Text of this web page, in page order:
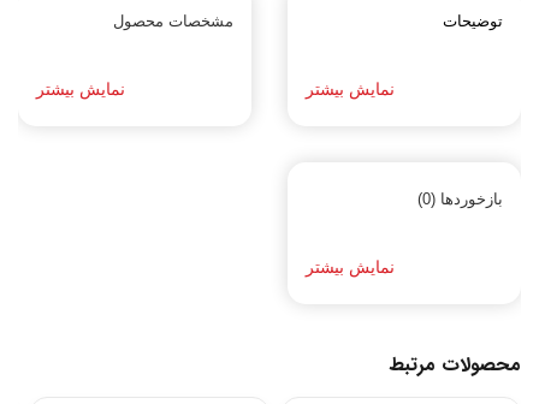
توضیحات
نمایش بیشتر
مشخصات محصول
نمایش بیشتر
بازخوردها (0)
نمایش بیشتر
محصولات مرتبط